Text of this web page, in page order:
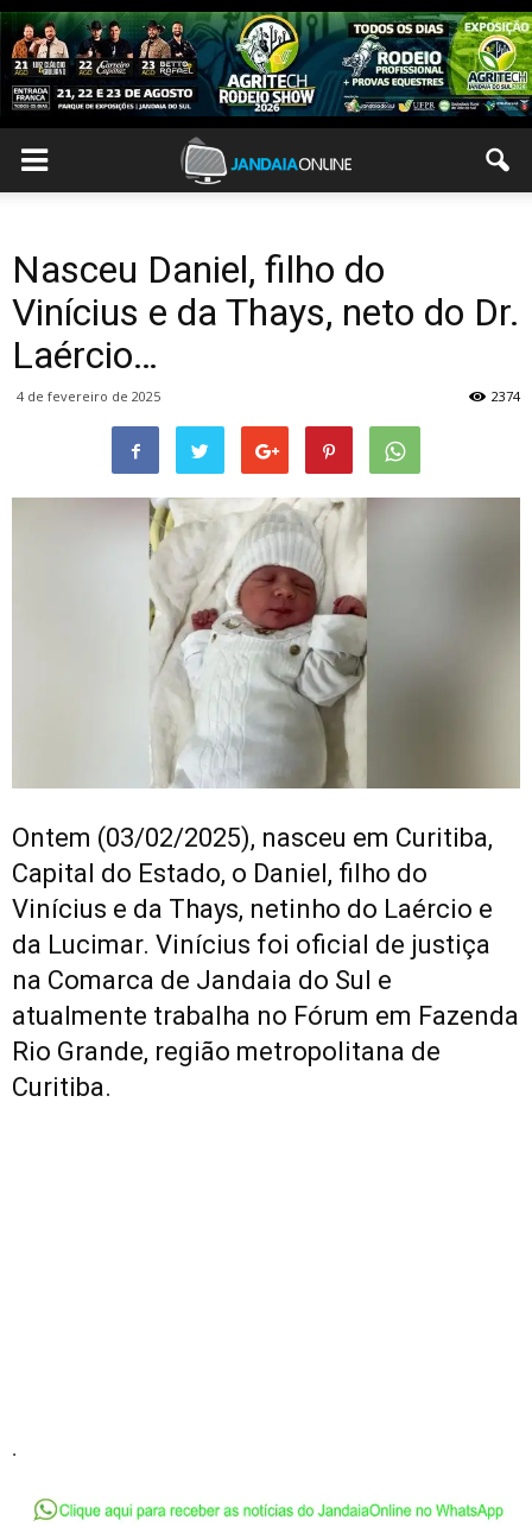
Nasceu Daniel, filho do
Vinícius e da Thays, neto do Dr.
Laércio…
4 de fevereiro de 2025 2374
Ontem (03/02/2025), nasceu em Curitiba,
Capital do Estado, o Daniel, filho do
Vinícius e da Thays, netinho do Laércio e
da Lucimar. Vinícius foi oficial de justiça
na Comarca de Jandaia do Sul e
atualmente trabalha no Fórum em Fazenda
Rio Grande, região metropolitana de
Curitiba.
.